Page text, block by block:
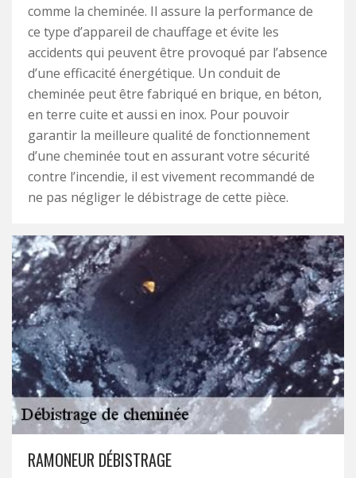
comme la cheminée. Il assure la performance de
ce type d’appareil de chauffage et évite les
accidents qui peuvent être provoqué par l’absence
d’une efficacité énergétique. Un conduit de
cheminée peut être fabriqué en brique, en béton,
en terre cuite et aussi en inox. Pour pouvoir
garantir la meilleure qualité de fonctionnement
d’une cheminée tout en assurant votre sécurité
contre l’incendie, il est vivement recommandé de
ne pas négliger le débistrage de cette pièce.
RAMONEUR DÉBISTRAGE